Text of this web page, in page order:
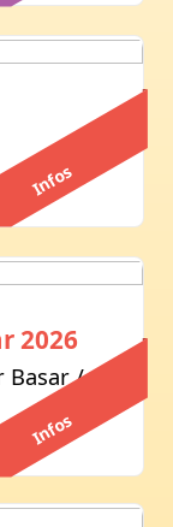
Infos
2026
Basar /
Infos